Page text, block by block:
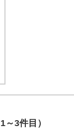
～3件目）